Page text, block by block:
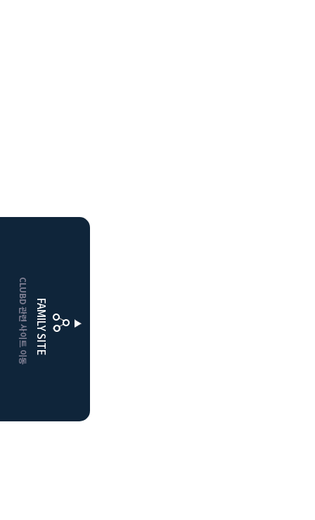
FAMILY SITE
CLUBD 관련 사이트 이동